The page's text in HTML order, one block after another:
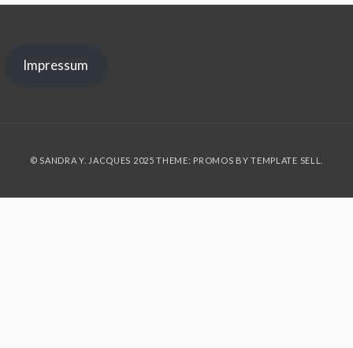
Impressum
© SANDRA Y. JACQUES 2025 THEME: PROMOS BYTEMPLATE SELL